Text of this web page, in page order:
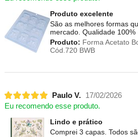
Produto excelente
São as melhores formas
mercado. Qualidade 100%
Produto: Forma Acetato
Cód.720 BWB
Paulo V.
17/02/2026
Eu recomendo esse produto.
Lindo e prático
Comprei 3 capas. Todos